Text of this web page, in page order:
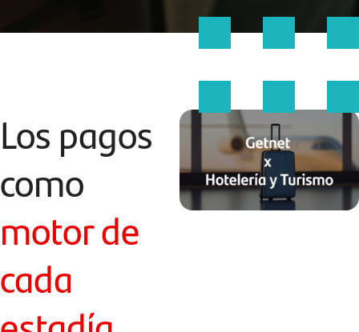
Los pagos
como
motor de
cada